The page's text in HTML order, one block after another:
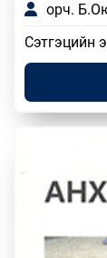
орч.
Сэтгэцийн